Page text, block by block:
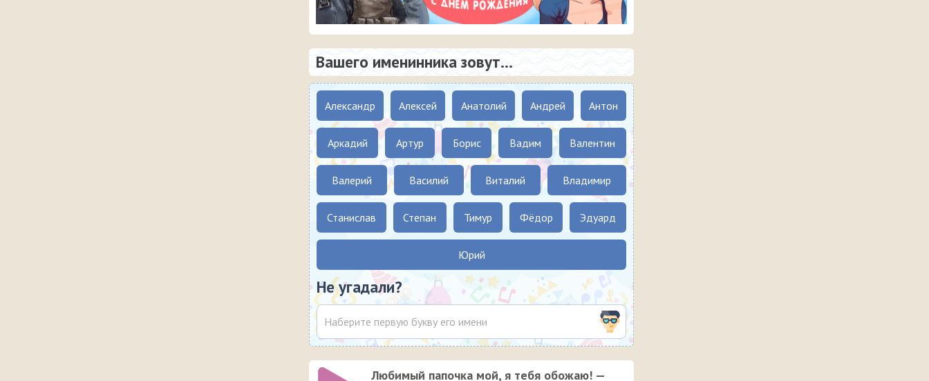
Вашего именинника зовут...
Александр Алексей Анатолий Андрей Антон
Аркадий Артур Борис Вадим Валентин
Валерий Василий Виталий Владимир
Станислав Степан Тимур Фёдор Эдуард
Юрий
Не угадали?
Любимый папочка мой, я тебя обожаю! —